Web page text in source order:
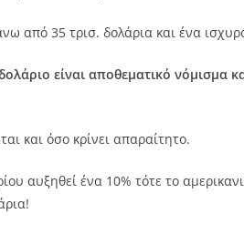
από 35 τρισ. δολάρια και ένα
είναι αποθεματικό νόμισμα
και όσο κρίνει απαραίτητο.
αυξηθεί ένα 10% τότε το